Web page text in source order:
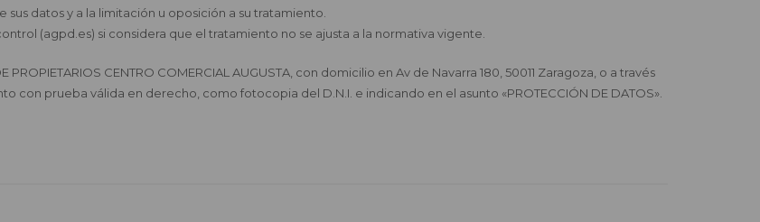
datos y a la limitación u oposición a su tratamiento.
(agpd.es) si considera que el tratamiento no se ajusta a la normativa vigente.
CENTRO COMERCIAL AUGUSTA, con domicilio en Av de Navarra 180, 50011 Zaragoza, o a través
prueba válida en derecho, como fotocopia del D.N.I. e indicando en el asunto «PROTECCIÓN DE DATOS».